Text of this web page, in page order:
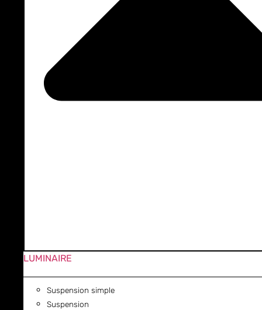
LUMINAIRE
Suspension simple
Suspension